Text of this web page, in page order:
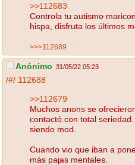
>>112683
Controla tu autismo
hispa, disfruta los últimos
>>>112689
Anónimo 31/05/22 05:23
/#/ 112688
>>112679
Muchos anons se
contactó con total
siendo mod.
Cuando vio que iban a
más pajas mentales.